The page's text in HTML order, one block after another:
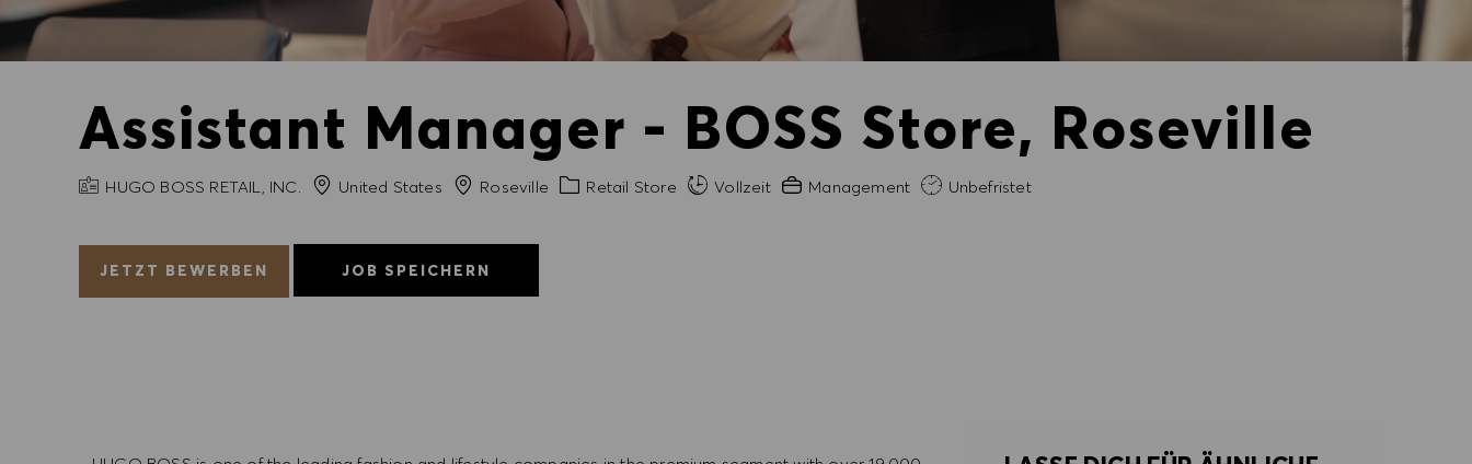
Assistant Manager - BOSS Store, Roseville
FIRMENNAME
HUGO BOSS RETAIL, INC. United States StadtRoseville Kategorie
Retail Store Vollzeit Erfahrung erforderlich
Management Unbefristet
JETZT BEWERBEN JOB SPEICHERN